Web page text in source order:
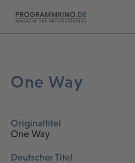
One Way
Originaltitel
One Way
Deutscher Titel